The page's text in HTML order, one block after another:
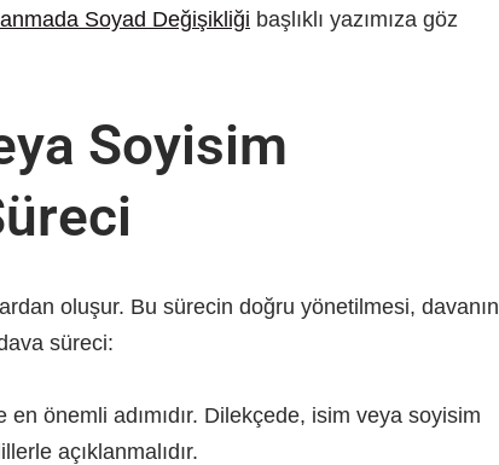
Soyad Değişikliği başlıklı yazımıza göz
Soyisim
oluşur. Bu sürecin doğru yönetilmesi, davanın
süreci:
en önemli adımıdır. Dilekçede, isim veya soyisim
açıklanmalıdır.